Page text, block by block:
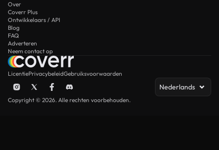
Over
Coverr Plus
Ontwikkelaars / API
Blog
FAQ
Adverteren
Neem contact op
LicentiePrivacybeleidGebruiksvoorwaarden
Nederlands
Copyright © 2026. Alle rechten voorbehouden.